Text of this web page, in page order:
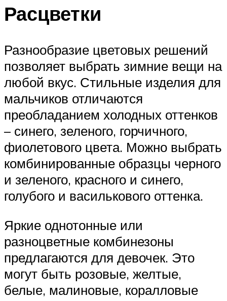
Расцветки
Разнообразие цветовых решений
позволяет выбрать зимние вещи на
любой вкус. Стильные изделия для
мальчиков отличаются
преобладанием холодных оттенков
– синего, зеленого, горчичного,
фиолетового цвета. Можно выбрать
комбинированные образцы черного
и зеленого, красного и синего,
голубого и василькового оттенка.
Яркие однотонные или
разноцветные комбинезоны
предлагаются для девочек. Это
могут быть розовые, желтые,
белые, малиновые, коралловые